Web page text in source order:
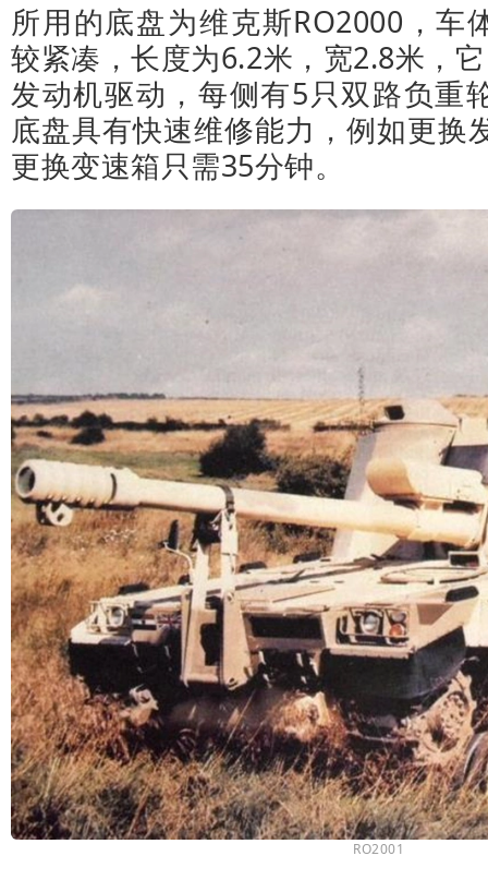
所用的底盘为维克斯RO2000，车
较紧凑，长度为6.2米，宽2.8米，
发动机驱动，每侧有5只双路负重
底盘具有快速维修能力，例如更换
更换变速箱只需35分钟。
RO2001